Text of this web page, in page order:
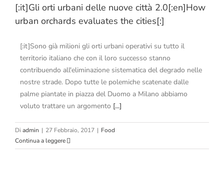
[:it]Gli orti urbani delle nuove città 2.0[:en]How
urban orchards evaluates the cities[:]
[:it]Sono già milioni gli orti urbani operativi su tutto il
territorio italiano che con il loro successo stanno
contribuendo all'eliminazione sistematica del degrado nelle
nostre strade. Dopo tutte le polemiche scatenate dalle
palme piantate in piazza del Duomo a Milano abbiamo
voluto trattare un argomento [...]
Di admin | 27 Febbraio, 2017 | Food
Continua a leggere